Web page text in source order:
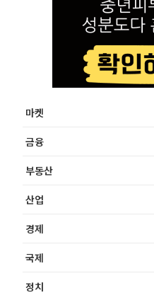
마켓
금융
부동산
산업
경제
국제
정치